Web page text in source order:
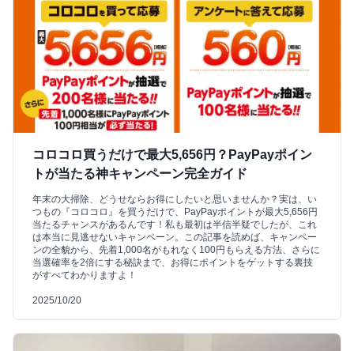
コロコロ買うだけで最大5,656円？PayPayポイン
トが当たる神キャンペーン完全ガイド
年末の大掃除、どうせならお得にしたいと思いませんか？実は、い
つもの『コロコロ』を買うだけで、PayPayポイントが最大5,656円
当たるチャンスがあるんです！私も最初は半信半疑でしたが、これ
は本当に見逃せないキャンペーン。この記事を読めば、キャンペー
ンの全貌から、先着1,000名がもれなく100円もらえる方法、さらに
当選確率を2倍にする秘訣まで、お得にポイントをゲットする裏技
がすべてわかりますよ！
2025/10/20